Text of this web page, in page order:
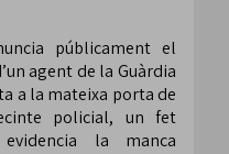
públicament el
agent de la Guàrdia
a la mateixa porta de
policial, un fet
la manca